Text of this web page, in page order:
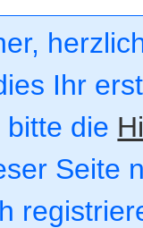
Ihr
bitte die
Seite